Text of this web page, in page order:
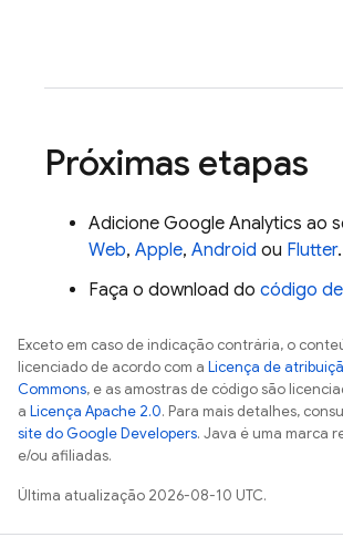
Próximas etapas
Adicione Google Analytics ao
Web, Apple, Android ou Flutter.
Faça o download do código
Exceto em caso de indicação contrária, o
licenciado de acordo com a Licença de
Commons, e as amostras de código são
a Licença Apache 2.0. Para mais detalhes,
site do Google Developers. Java é uma marca
e/ou afiliadas.
Última atualização 2026-08-10 UTC.